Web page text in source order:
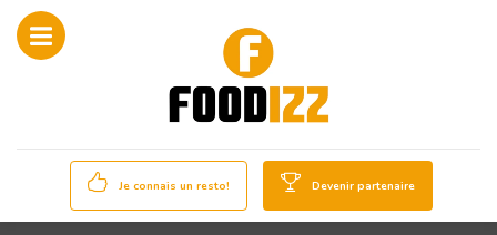
Je connais un resto! Devenir partenaire